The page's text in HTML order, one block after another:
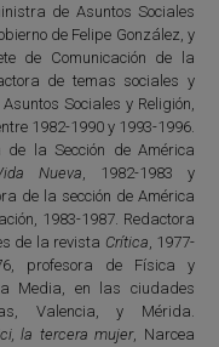
de Asuntos Sociales
de Felipe González, y
de Comunicación de la
de temas sociales y
Sociales y Religión,
1982-1990 y 1993-1996.
de la Sección de América
Nueva, 1982-1983 y
de la sección de América
1983-1987. Redactora
de la revista Crítica, 1977-
profesora de Física y
Media, en las ciudades
Valencia, y Mérida.
la tercera mujer, Narcea